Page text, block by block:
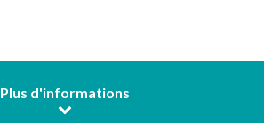
Plus d'informations